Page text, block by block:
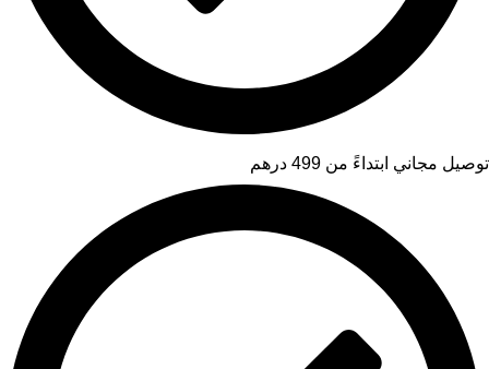
توصيل مجاني ابتداءً من 499 درهم